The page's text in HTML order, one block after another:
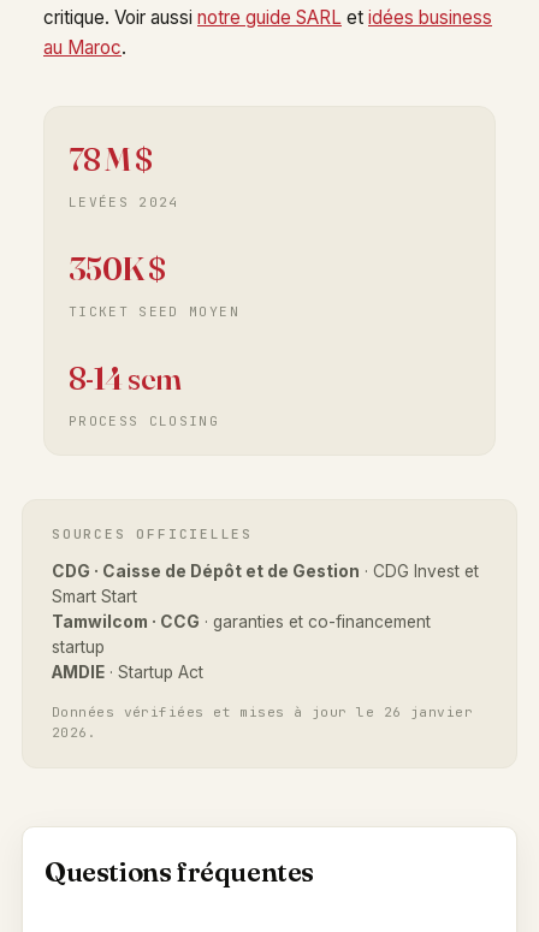
critique. Voir aussi notre guide SARL et idées business
au Maroc.
78 M $
LEVÉES 2024
350K $
TICKET SEED MOYEN
8-14 sem
PROCESS CLOSING
SOURCES OFFICIELLES
CDG · Caisse de Dépôt et de Gestion · CDG Invest et
Smart Start
Tamwilcom · CCG · garanties et co-financement
startup
AMDIE · Startup Act
Données vérifiées et mises à jour le 26 janvier
2026.
Questions fréquentes